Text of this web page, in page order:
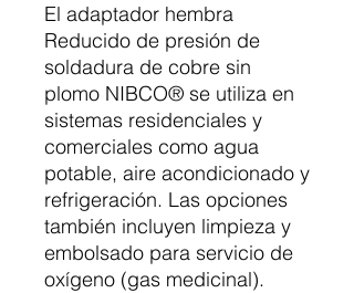
El adaptador hembra
Reducido de presión de
soldadura de cobre sin
plomo NIBCO® se utiliza en
sistemas residenciales y
comerciales como agua
potable, aire acondicionado y
refrigeración. Las opciones
también incluyen limpieza y
embolsado para servicio de
oxígeno (gas medicinal).